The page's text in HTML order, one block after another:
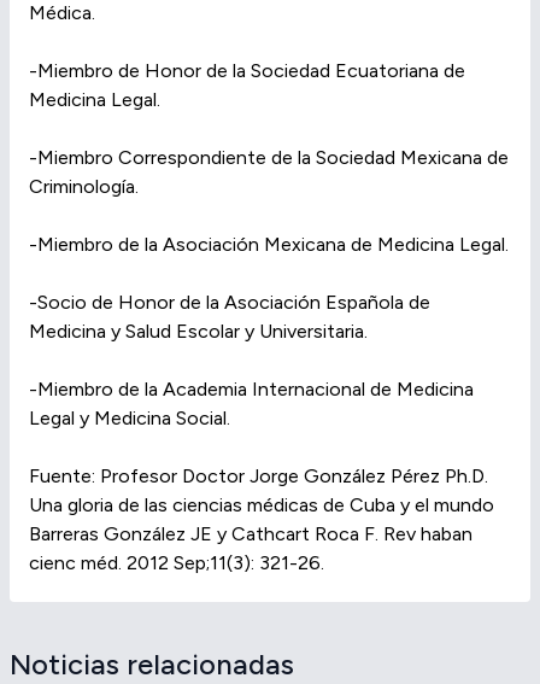
Médica.
-Miembro de Honor de la Sociedad Ecuatoriana de
Medicina Legal.
-Miembro Correspondiente de la Sociedad Mexicana de
Criminología.
-Miembro de la Asociación Mexicana de Medicina Legal.
-Socio de Honor de la Asociación Española de
Medicina y Salud Escolar y Universitaria.
-Miembro de la Academia Internacional de Medicina
Legal y Medicina Social.
Fuente: Profesor Doctor Jorge González Pérez Ph.D.
Una gloria de las ciencias médicas de Cuba y el mundo
Barreras González JE y Cathcart Roca F. Rev haban
cienc méd. 2012 Sep;11(3): 321-26.
Noticias relacionadas